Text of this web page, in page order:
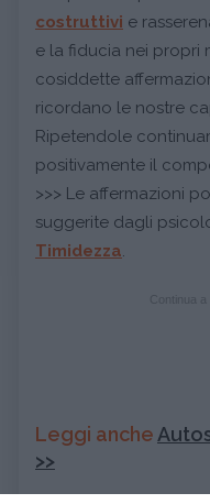
costruttivi e
e la fiducia nei propri
cosiddette
ricordano le nostre
Ripetendole
positivamente il
>>> Le affermazioni
suggerite dagli
Timidezza.
Leggi anche
>>